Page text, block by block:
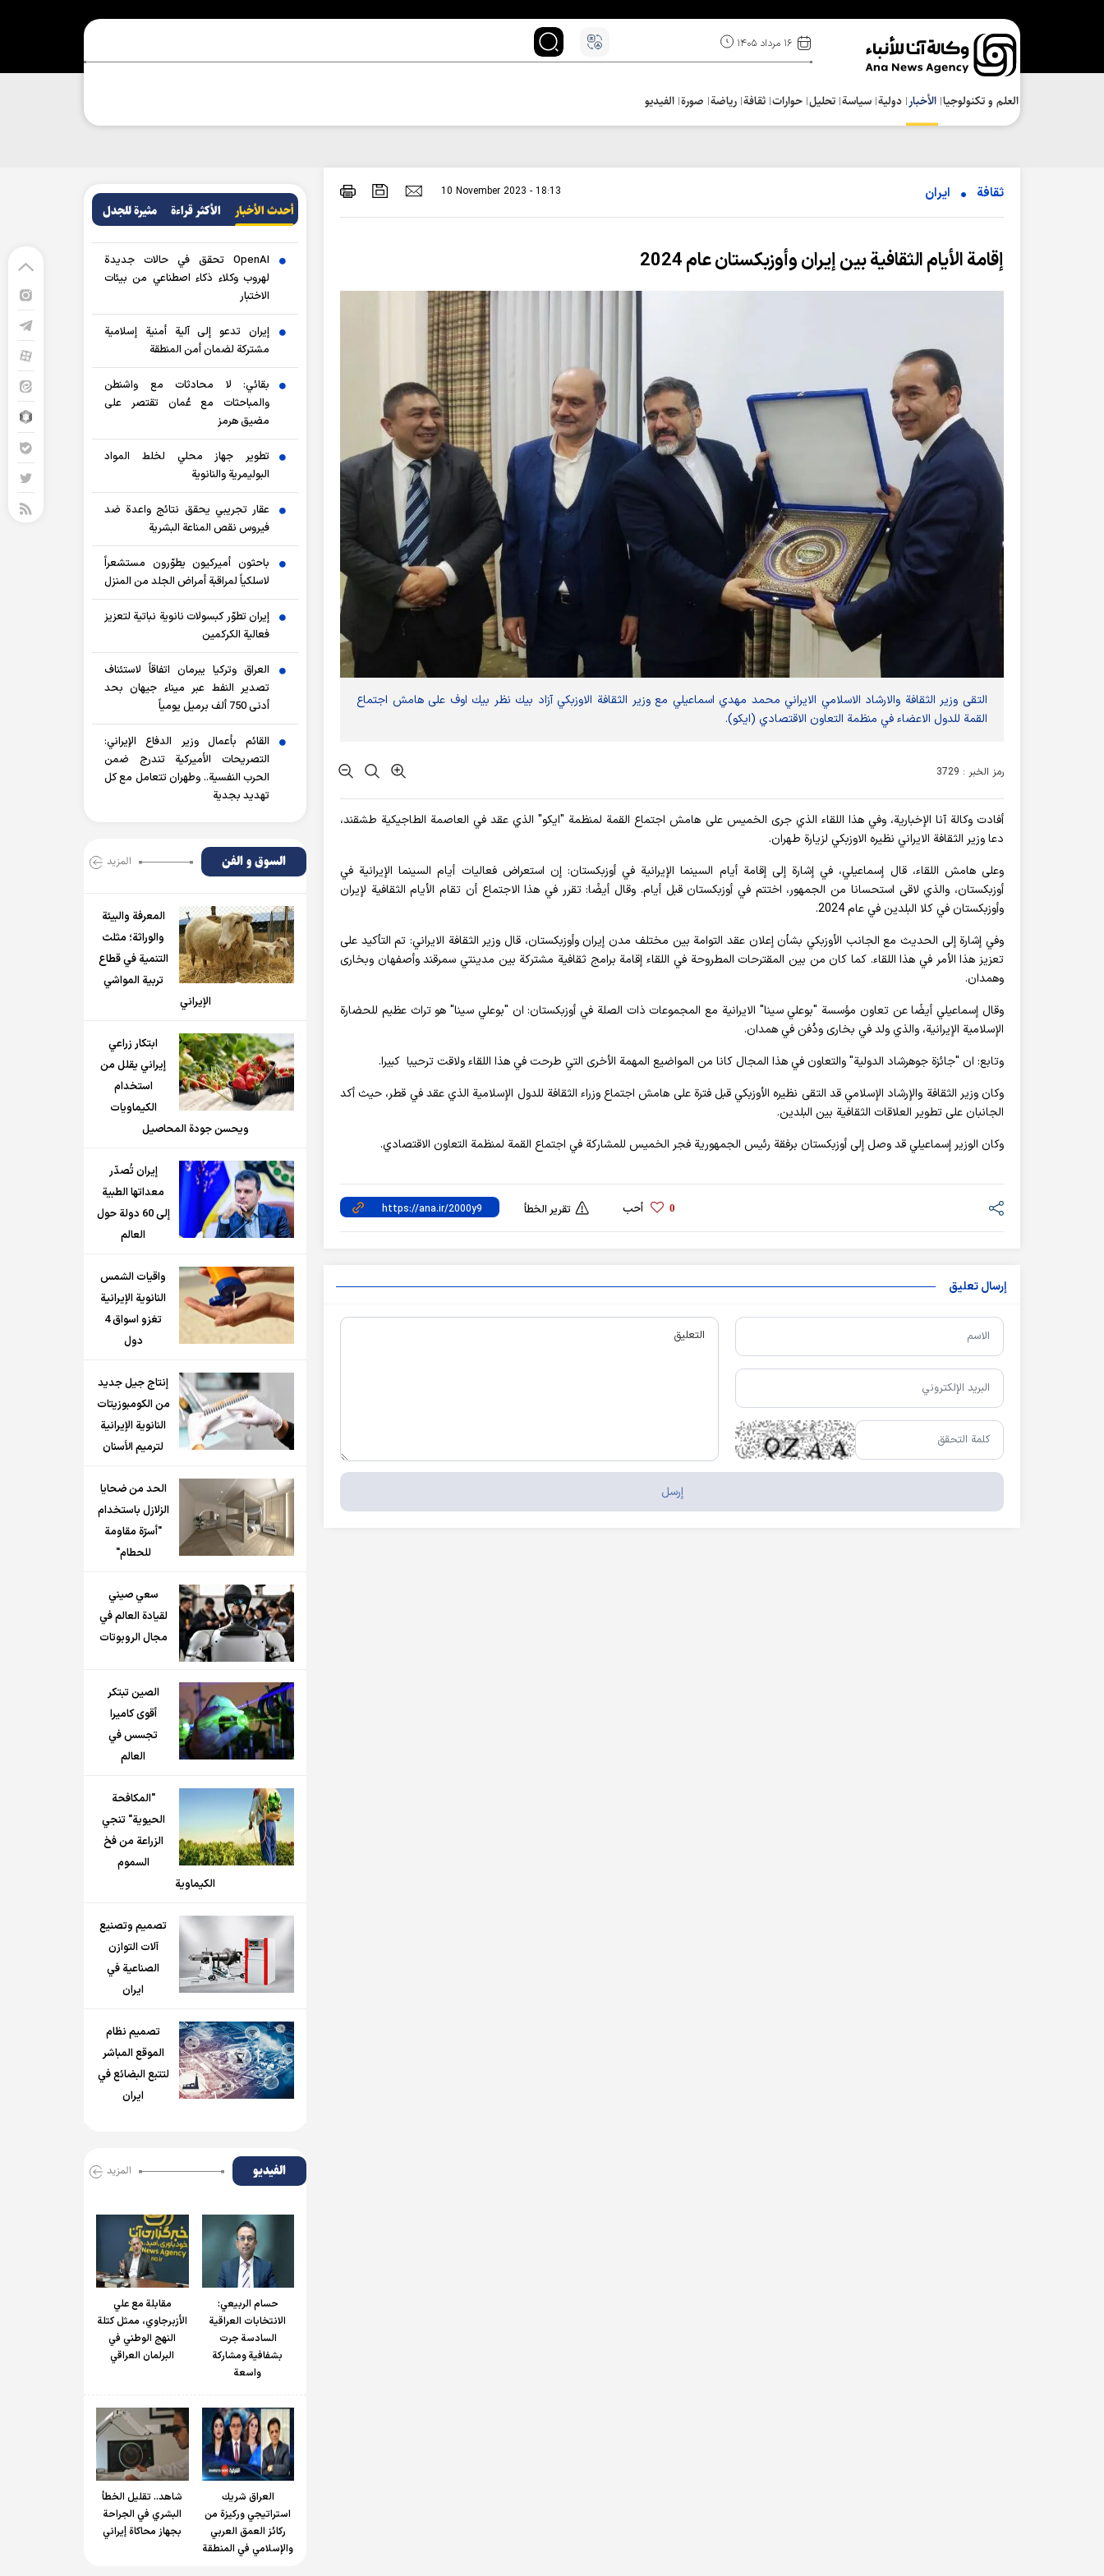
۱۶ مرداد ۱۴۰۵
العلم و تکنولوجیا الأخبار دولية سياسة تحلیل حوارات ثقافة رياضة صورة الفيديو
ثقافة ایران 10 November 2023 - 18:13
إقامة الأيام الثقافية بين إيران وأوزبكستان عام 2024
التقى وزير الثقافة والارشاد الاسلامي الايراني محمد مهدي اسماعيلي مع وزير الثقافة الاوزبكي آزاد بيك نظر بيك اوف على هامش اجتماع
القمة للدول الاعضاء في منظمة التعاون الاقتصادي (ايكو).
رمز الخبر : 3729
أفادت وکالة آنا الإخباریة، وفي هذا اللقاء الذي جرى الخميس على هامش اجتماع القمة لمنظمة "ايكو" الذي عقد في العاصمة الطاجيكية طشقند،
دعا وزير الثقافة الايراني نظيره الاوزبكي لزيارة طهران.
وعلى هامش اللقاء، قال إسماعيلي، في إشارة إلى إقامة أيام السينما الإيرانية في أوزبكستان: إن استعراض فعاليات أيام السينما الإيرانية في
أوزبكستان، والذي لاقى استحسانا من الجمهور، اختتم في أوزبكستان قبل أيام. وقال أيضًا: تقرر في هذا الاجتماع أن تقام الأيام الثقافية لإيران
وأوزبكستان في كلا البلدين في عام 2024.
وفي إشارة إلى الحديث مع الجانب الأوزبكي بشأن إعلان عقد التوامة بين مختلف مدن إيران وأوزبكستان، قال وزير الثقافة الايراني: تم التأكيد على
تعزيز هذا الأمر في هذا اللقاء. كما كان من بين المقترحات المطروحة في اللقاء إقامة برامج ثقافية مشتركة بين مدينتي سمرقند وأصفهان وبخارى
وهمدان.
وقال إسماعيلي أيضًا عن تعاون مؤسسة "بوعلي سينا" الايرانية ​​مع المجموعات ذات الصلة في أوزبكستان: ان "بوعلي سينا" ​​هو تراث عظيم للحضارة
الإسلامية الإيرانية، والذي ولد في بخارى ودُفن في همدان.
وتابع: ان "جائزة جوهرشاد الدولية" والتعاون في هذا المجال كانا من المواضيع المهمة الأخرى التي طرحت في هذا اللقاء ولاقت ترحيبا كبيرا.
وكان وزير الثقافة والإرشاد الإسلامي قد التقى نظيره الأوزبكي قبل فترة على هامش اجتماع وزراء الثقافة للدول الإسلامية الذي عقد في قطر، حيث أكد
الجانبان على تطوير العلاقات الثقافية بين البلدين.
وكان الوزير إسماعيلي قد وصل إلى أوزبكستان برفقة رئيس الجمهورية فجر الخميس للمشاركة في اجتماع القمة لمنظمة التعاون الاقتصادي.
0 أحب تقرير الخطأ
إرسال تعليق
أحدث الأخبار الأکثر قراءة مثيرة للجدل
OpenAI تحقق في حالات جديدة
لهروب وكلاء ذكاء اصطناعي من بيئات
الاختبار
إيران تدعو إلى آلية أمنية إسلامية
مشتركة لضمان أمن المنطقة
بقائي: لا محادثات مع واشنطن
والمباحثات مع عُمان تقتصر على
مضيق هرمز
تطوير جهاز محلي لخلط المواد
البوليمرية والنانوية
عقار تجريبي يحقق نتائج واعدة ضد
فيروس نقص المناعة البشرية
باحثون أميركيون يطوّرون مستشعراً
لاسلكياً لمراقبة أمراض الجلد من المنزل
إيران تطوّر كبسولات نانوية نباتية لتعزيز
فعالية الكركمين
العراق وتركيا يبرمان اتفاقاً لاستئناف
تصدير النفط عبر ميناء جيهان بحد
أدنى 750 ألف برميل يومياً
القائم بأعمال وزير الدفاع الإيراني:
التصريحات الأميركية تندرج ضمن
الحرب النفسية.. وطهران تتعامل مع كل
تهديد بجدية
السوق و الفن المزید
المعرفة والبيئة
والوراثة؛ مثلث
التنمية في قطاع
تربية المواشي
الإيراني
ابتكار زراعي
إيراني يقلل من
استخدام
الكيماويات
ويحسن جودة المحاصيل
إيران تُصدّر
معداتها الطبية
إلى 60 دولة حول
العالم
واقيات الشمس
النانوية الإيرانية
تغزو اسواق 4
دول
إنتاج جيل جديد
من الكومبوزيتات
النانوية الإيرانية
لترميم الأسنان
الحد من ضحايا
الزلازل باستخدام
"أسرّة مقاومة
للحطام"
سعي صيني
لقيادة العالم في
مجال الروبوتات
الصين تبتكر
أقوى كاميرا
تجسس في
العالم
"المكافحة
الحيوية" تنجي
الزراعة من فخ
السموم
الكيماوية
تصميم وتصنيع
آلات التوازن
الصناعية في
ايران
تصميم نظام
الموقع المباشر
لتتبع البضائع في
ايران
الفیدیو المزید
حسام الربیعي:
الانتخابات العراقية
السادسة جرت
بشفافية ومشاركة
واسعة
مقابلة مع علي
الأزبرجاوي، ممثل كتلة
النهج الوطني في
البرلمان العراقي
العراق شريك
استراتيجي وركيزة من
ركائز العمق العربي
والإسلامي في المنطقة
شاهد.. تقليل الخطأ
البشري في الجراحة
بجهاز محاكاة إيراني